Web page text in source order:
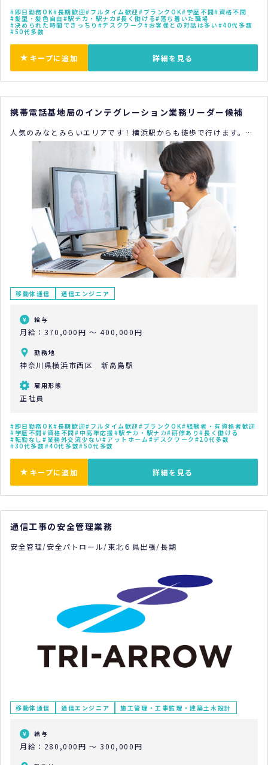
即日勤務OK 長期歓迎 フルタイム歓迎 ブランクOK 学歴不問 資格不問
髪型・髪色自由 駅チカ・駅ナカ 長く働ける 落ち着いた職場
決められた時間できっちり デスクワーク お客様との対話は多い 40代多数
50代多数
キープに追加 詳細を見る
携帯電話基地局のインテグレーション業務リーダー候補
人気のみなとみらいエリアです！横浜駅からも徒歩で行けます。新
しいオフィスでやりがいのある仕事をしませんか？
移動体通信 通信エンジニア
給与
月給：370,000円 ～ 400,000円
勤務地
神奈川県横浜市西区 新高島駅
雇用形態
正社員
即日勤務OK 長期歓迎 フルタイム歓迎 ブランクOK 経験者・有資格者歓迎
学歴不問 資格不問 中高年応援 駅チカ・駅ナカ 研修あり 長く働ける
転勤なし 業務外交流少ない アットホーム デスクワーク 20代多数
30代多数 40代多数 50代多数
キープに追加 詳細を見る
通信工事の安全管理業務
安全管理/安全パトロール/東北６県出張/長期
移動体通信 通信エンジニア 施工管理・工事監理・建築土木設計
給与
月給：280,000円 ～ 300,000円